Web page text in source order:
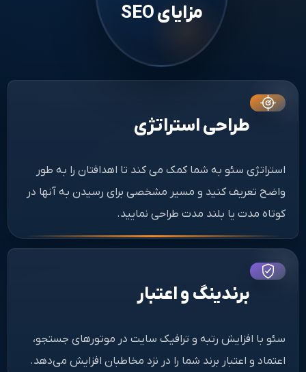
مزایای SEO
طراحی استراتژی
استراتژی سئو به شما کمک می کند تا اهدافتان را به طور
واضح تعریف کنید و مسیر مشخصی برای رسیدن به آنها در
کوتاه مدت یا بلند مدت طراحی نمایید.
برندینگ و اعتبار
سئو با افزایش رتبه و ترافیک سایت در موتورهای جستجو،
اعتماد و اعتبار برند شما را در نزد مخاطبان افزایش می‌دهد.